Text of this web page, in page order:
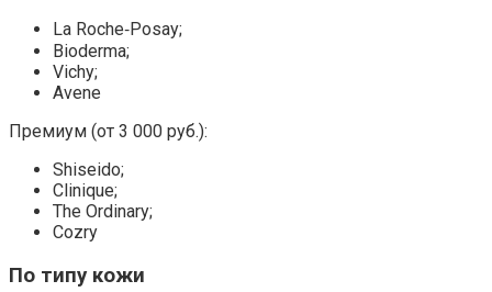
La Roche‑Posay;
Bioderma;
Vichy;
Avene
Премиум (от 3 000 руб.):
Shiseido;
Clinique;
The Ordinary;
Cozry
По типу кожи